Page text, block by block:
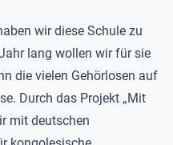
wir diese Schule zu
lang wollen wir für sie
die vielen Gehörlosen auf
Durch das Projekt „Mit
mit deutschen